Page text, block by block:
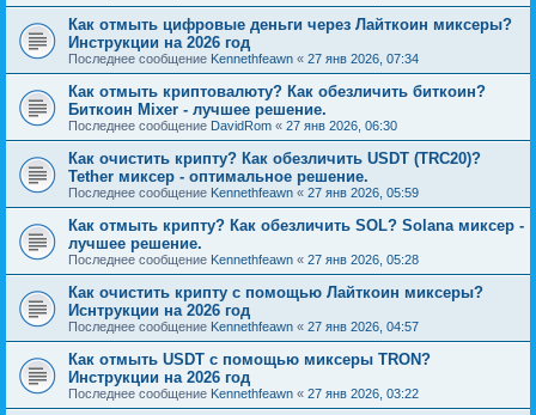
Как отмыть цифровые деньги через Лайткоин миксеры?
Инструкции на 2026 год
Последнее сообщение Kennethfeawn « 27 янв 2026, 07:34
Как отмыть криптовалюту? Как обезличить биткоин?
Биткоин Mixer - лучшее решение.
Последнее сообщение DavidRom « 27 янв 2026, 06:30
Как очистить крипту? Как обезличить USDT (TRC20)?
Tether миксер - оптимальное решение.
Последнее сообщение Kennethfeawn « 27 янв 2026, 05:59
Как отмыть крипту? Как обезличить SOL? Solana миксер -
лучшее решение.
Последнее сообщение Kennethfeawn « 27 янв 2026, 05:28
Как очистить крипту с помощью Лайткоин миксеры?
Иснтрукции на 2026 год
Последнее сообщение Kennethfeawn « 27 янв 2026, 04:57
Как отмыть USDT с помощью миксеры TRON?
Инструкции на 2026 год
Последнее сообщение Kennethfeawn « 27 янв 2026, 03:22